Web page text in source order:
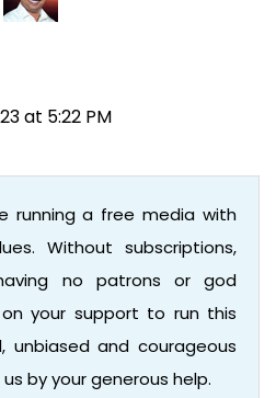
at 5:22 PM
running a free media with
Without subscriptions,
no patrons or god
your support to run this
unbiased and courageous
by your generous help.